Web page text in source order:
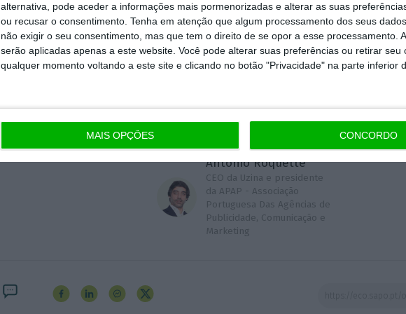
alternativa, pode aceder a informações mais pormenorizadas e alterar as suas
ou recusar o consentimento. Tenha em atenção que algum processamento dos seus
não exigir o seu consentimento, mas que tem o direito de se opor a esse processamento.
serão aplicadas apenas a este website. Você pode alterar suas preferências ou retirar seu
qualquer momento voltando a este site e clicando no botão "Privacidade" na parte inferior
MAIS OPÇÕES CONCORDO
processo de degradação tem demorado anos e levará uns tantos mais a
chegarmos àquilo que foi a cultura do risco dos anos 90, inícios de 2000.
Fica a questão: Será que o medo do desconhecido e do diferente está a sair
António Roquette
CEO da Uzina e presidente
da APAP - Associação
Portuguesa Das Agências de
Publicidade, Comunicação e
Marketing